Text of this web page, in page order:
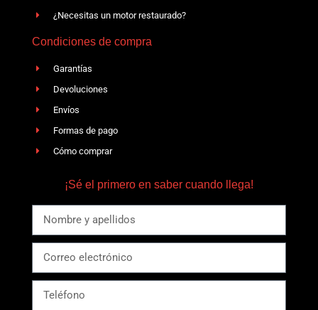
¿Necesitas un motor restaurado?
Condiciones de compra
Garantías
Devoluciones
Envíos
Formas de pago
Cómo comprar
¡Sé el primero en saber cuando llega!